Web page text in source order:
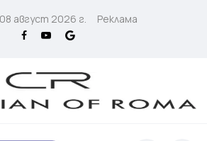
август 2026 г. Реклама